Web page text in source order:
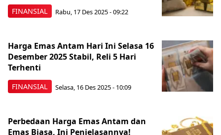
FINANSIAL Rabu, 17 Des 2025 - 09:22
FINANSIAL
Harga Emas Antam Hari Ini Selasa 16
Desember 2025 Stabil, Reli 5 Hari
Terhenti
Selasa, 16 Des 2025 - 10:09
Perbedaan Harga Emas Antam dan
Emas Biasa, Ini Penjelasannya!